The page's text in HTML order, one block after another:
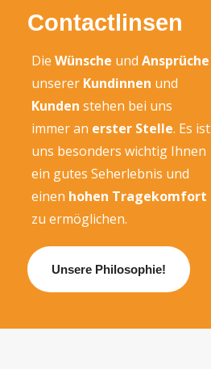
Contactlinsen
Die Wünsche und Ansprüche
unserer Kundinnen und
Kunden stehen bei uns
immer an erster Stelle. Es ist
uns besonders wichtig Ihnen
ein gutes Seherlebnis und
einen hohen Tragekomfort
zu ermöglichen.
Unsere Philosophie!